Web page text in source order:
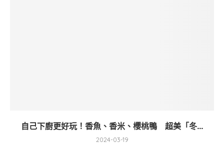
自己下廚更好玩！香魚、香米、櫻桃鴨 超美「冬...
2024-03-19